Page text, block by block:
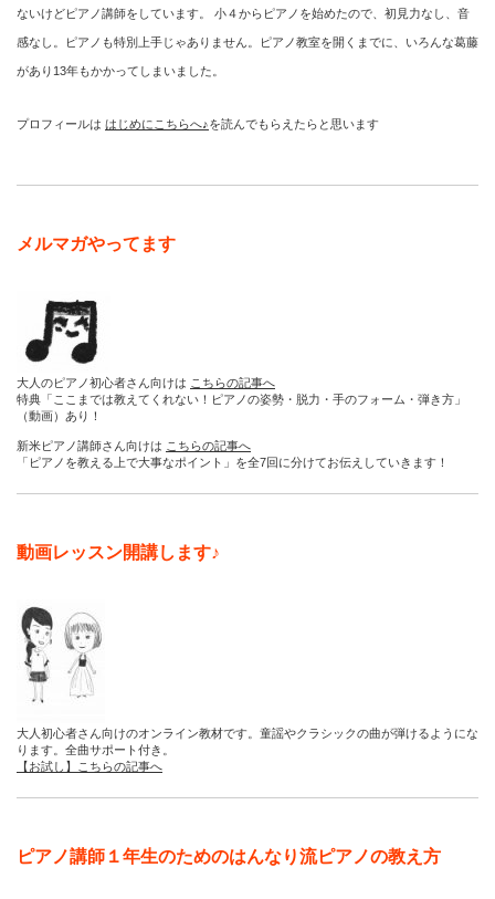
ないけどピアノ講師をしています。 小４からピアノを始めたので、初見力なし、音
感なし。ピアノも特別上手じゃありません。ピアノ教室を開くまでに、いろんな葛藤
があり13年もかかってしまいました。
プロフィールは はじめにこちらへ♪を読んでもらえたらと思います
メルマガやってます
大人のピアノ初心者さん向けは こちらの記事へ
特典「ここまでは教えてくれない！ピアノの姿勢・脱力・手のフォーム・弾き方」
（動画）あり！
新米ピアノ講師さん向けは こちらの記事へ
「ピアノを教える上で大事なポイント」を全7回に分けてお伝えしていきます！
動画レッスン開講します♪
大人初心者さん向けのオンライン教材です。童謡やクラシックの曲が弾けるようにな
ります。全曲サポート付き。
【お試し】こちらの記事へ
ピアノ講師１年生のためのはんなり流ピアノの教え方